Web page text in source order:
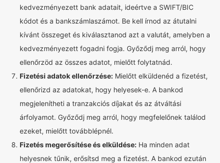
kedvezményezett bank adatait, ideértve a SWIFT/BIC
kódot és a bankszámlaszámot. Be kell írnod az átutalni
kívánt összeget és kiválasztanod azt a valutát, amelyben a
kedvezményezett fogadni fogja. Győződj meg arról, hogy
ellenőrzöd az összes adatot, mielőtt folytatnád.
Fizetési adatok ellenőrzése: Mielőtt elküldenéd a fizetést,
ellenőrizd az adatokat, hogy helyesek-e. A bankod
megjelenítheti a tranzakciós díjakat és az átváltási
árfolyamot. Győződj meg arról, hogy megfelelőnek találod
ezeket, mielőtt továbblépnél.
Fizetés megerősítése és elküldése: Ha minden adat
helyesnek tűnik, erősítsd meg a fizetést. A bankod ezután